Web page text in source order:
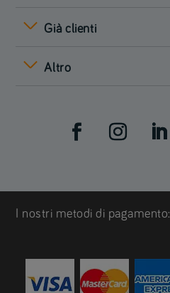
Già clienti
Altro
I nostri metodi di pagamento: